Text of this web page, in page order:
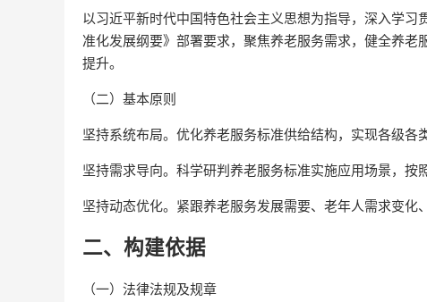
以习近平新时代中国特色社会主义思想为指导，深入学
准化发展纲要》部署要求，聚焦养老服务需求，健全养
提升。
（二）基本原则
坚持系统布局。优化养老服务标准供给结构，实现各级各
坚持需求导向。科学研判养老服务标准实施应用场景，按
坚持动态优化。紧跟养老服务发展需要、老年人需求变化
二、构建依据
（一）法律法规及规章